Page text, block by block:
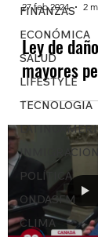
FINANZAS
ECONÓMICA
SALUD
LIFESTYLE
TECNOLOGIA
INMIGRACION
POLÍTICA
ONDASFM
CLIMA
27 feb 2024 2
Ley de
mayores